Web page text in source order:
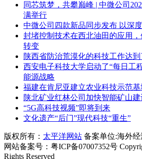
同芯筑梦，共攀巅峰 | 中微公司
满举行
中微公司四款新品同步发布 以深
封堵控制技术在西北油田的应用
转变
陕西省防治荒漠化的科技工作达
西安电子科技大学启动了“每日工
能源战略
福建在肯尼亚建立农业科技示范基
陕北矿业红林公司加快智能矿山建
“5G高科技视频”即将到来
文化遗产“后门”现代科技“重生”
版权所有： 太平洋网站 备案单位:海外
网站备案号：粤ICP备07007352号
Rights Reserved